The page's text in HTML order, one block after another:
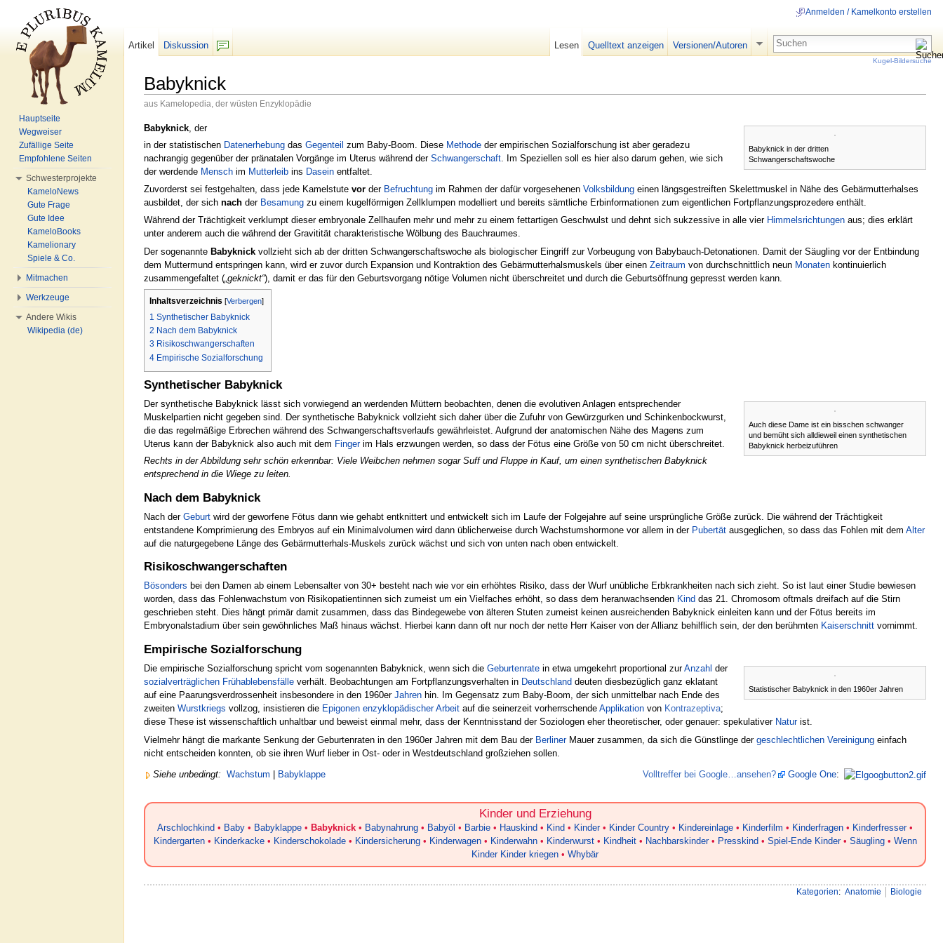
Babyknick
aus Kamelopedia, der wüsten Enzyklopädie
Babyknick in der dritten
Schwangerschaftswoche
Babyknick , der
in der statistischen Datenerhebung das Gegenteil zum Baby-Boom. Diese Methode der empirischen Sozialforschung ist aber geradezu
nachrangig gegenüber der pränatalen Vorgänge im Uterus während der Schwangerschaft . Im Speziellen soll es hier also darum gehen, wie sich
der werdende Mensch im Mutterleib ins Dasein entfaltet.
Zuvorderst sei festgehalten, dass jede Kamelstute vor der Befruchtung im Rahmen der dafür vorgesehenen Volksbildung einen längsgestreiften Skelettmuskel in Nähe des Gebärmutterhalses
ausbildet, der sich nach der Besamung zu einem kugelförmigen Zellklumpen modelliert und bereits sämtliche Erbinformationen zum eigentlichen Fortpflanzungsprozedere enthält.
Während der Trächtigkeit verklumpt dieser embryonale Zellhaufen mehr und mehr zu einem fettartigen Geschwulst und dehnt sich sukzessive in alle vier Himmelsrichtungen aus; dies erklärt
unter anderem auch die während der Gravitität charakteristische Wölbung des Bauchraumes.
Der sogenannte Babyknick vollzieht sich ab der dritten Schwangerschaftswoche als biologischer Eingriff zur Vorbeugung von Babybauch-Detonationen. Damit der Säugling vor der Entbindung
dem Muttermund entspringen kann, wird er zuvor durch Expansion und Kontraktion des Gebärmutterhalsmuskels über einen Zeitraum von durchschnittlich neun Monaten kontinuierlich
zusammengefaltet ( „geknickt“), damit er das für den Geburtsvorgang nötige Volumen nicht überschreitet und durch die Geburtsöffnung gepresst werden kann.
Inhaltsverzeichnis [Verbergen]
1 Synthetischer Babyknick
2 Nach dem Babyknick
3 Risikoschwangerschaften
4 Empirische Sozialforschung
Synthetischer Babyknick
Auch diese Dame ist ein bisschen schwanger
und bemüht sich alldieweil einen synthetischen
Babyknick herbeizuführen
Der synthetische Babyknick lässt sich vorwiegend an werdenden Müttern beobachten, denen die evolutiven Anlagen entsprechender
Muskelpartien nicht gegeben sind. Der synthetische Babyknick vollzieht sich daher über die Zufuhr von Gewürzgurken und Schinkenbockwurst,
die das regelmäßige Erbrechen während des Schwangerschaftsverlaufs gewährleistet. Aufgrund der anatomischen Nähe des Magens zum
Uterus kann der Babyknick also auch mit dem Fingerim Hals erzwungen werden, so dass der Fötus eine Größe von 50 cm nicht überschreitet.
Rechts in der Abbildung sehr schön erkennbar: Viele Weibchen nehmen sogar Suff und Fluppe in Kauf, um einen synthetischen Babyknick
entsprechend in die Wiege zu leiten.
Nach dem Babyknick
Nach der Geburt wird der geworfene Fötus dann wie gehabt entknittert und entwickelt sich im Laufe der Folgejahre auf seine ursprüngliche Größe zurück. Die während der Trächtigkeit
entstandene Komprimierung des Embryos auf ein Minimalvolumen wird dann üblicherweise durch Wachstumshormone vor allem in der Pubertät ausgeglichen, so dass das Fohlen mit dem Alter
auf die naturgegebene Länge des Gebärmutterhals-Muskels zurück wächst und sich von unten nach oben entwickelt.
Risikoschwangerschaften
Bösonders bei den Damen ab einem Lebensalter von 30+ besteht nach wie vor ein erhöhtes Risiko, dass der Wurf unübliche Erbkrankheiten nach sich zieht. So ist laut einer Studie bewiesen
worden, dass das Fohlenwachstum von Risikopatientinnen sich zumeist um ein Vielfaches erhöht, so dass dem heranwachsenden Kind das 21. Chromosom oftmals dreifach auf die Stirn
geschrieben steht. Dies hängt primär damit zusammen, dass das Bindegewebe von älteren Stuten zumeist keinen ausreichenden Babyknick einleiten kann und der Fötus bereits im
Embryonalstadium über sein gewöhnliches Maß hinaus wächst. Hierbei kann dann oft nur noch der nette Herr Kaiser von der Allianz behilflich sein, der den berühmten Kaiserschnitt vornimmt.
Empirische Sozialforschung
Statistischer Babyknick in den 1960er Jahren
Die empirische Sozialforschung spricht vom sogenannten Babyknick, wenn sich die Geburtenrate in etwa umgekehrt proportional zurAnzahl der
sozialverträglichen Frühablebensfälle verhält. Beobachtungen am Fortpflanzungsverhalten in Deutschland deuten diesbezüglich ganz eklatant
auf eine Paarungsverdrossenheit insbesondere in den 1960er Jahren hin. Im Gegensatz zum Baby-Boom, der sich unmittelbar nach Ende des
zweiten Wurstkriegs vollzog, insistieren die Epigonen enzyklopädischer Arbeit auf die seinerzeit vorherrschende Applikation von Kontrazeptiva;
diese These ist wissenschaftlich unhaltbar und beweist einmal mehr, dass der Kenntnisstand der Soziologen eher theoretischer, oder genauer: spekulativer Naturist.
Vielmehr hängt die markante Senkung der Geburtenraten in den 1960er Jahren mit dem Bau der BerlinerMauer zusammen, da sich die Günstlinge der geschlechtlichen Vereinigung einfach
nicht entscheiden konnten, ob sie ihren Wurf lieber in Ost- oder in Westdeutschland großziehen sollen.
Siehe unbedingt: Wachstum Babyklappe Volltreffer bei Google…ansehen? Google One:
Kinder und Erziehung
Arschlochkind • Baby • Babyklappe • Babyknick • Babynahrung • Babyöl • Barbie • Hauskind • Kind • Kinder• Kinder Country • Kindereinlage • Kinderfilm • Kinderfragen • Kinderfresser•
Kindergarten• Kinderkacke• Kinderschokolade• Kindersicherung• Kinderwagen• Kinderwahn• Kinderwurst• Kindheit• Nachbarskinder• Presskind • Spiel-Ende Kinder• Säugling• Wenn
Kinder Kinder kriegen • Whybär
Kategorien: Anatomie Biologie
Anmelden / Kamelkonto erstellen
Artikel
Diskussion
Lesen Quelltext anzeigen Versionen/Autoren
Kugel-Bildersuche
Hauptseite
Wegweiser
Zufällige Seite
Empfohlene Seiten
Schwesterprojekte
KameloNews
Gute Frage
Gute Idee
KameloBooks
Kamelionary
Spiele & Co.
Mitmachen
Werkzeuge
Andere Wikis
Wikipedia (de)